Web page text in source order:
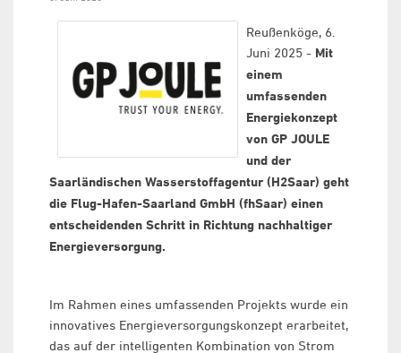
Reußenköge, 6.
Juni 2025 - Mit
einem
umfassenden
Energiekonzept
von GP JOULE
und der
Saarländischen Wasserstoffagentur (H2Saar) geht
die Flug-Hafen-Saarland GmbH (fhSaar) einen
entscheidenden Schritt in Richtung nachhaltiger
Energieversorgung.
Im Rahmen eines umfassenden Projekts wurde ein
innovatives Energieversorgungskonzept erarbeitet,
das auf der intelligenten Kombination von Strom